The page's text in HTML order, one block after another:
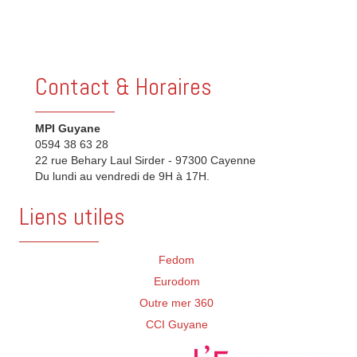
Contact & Horaires
MPI Guyane
0594 38 63 28
22 rue Behary Laul Sirder - 97300 Cayenne
Du lundi au vendredi de 9H à 17H.
Liens utiles
Fedom
Eurodom
Outre mer 360
CCI Guyane